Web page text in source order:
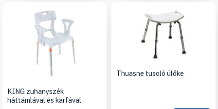
KING zuhanyszék
háttámlával és karfával
Thuasne tusoló ülőke